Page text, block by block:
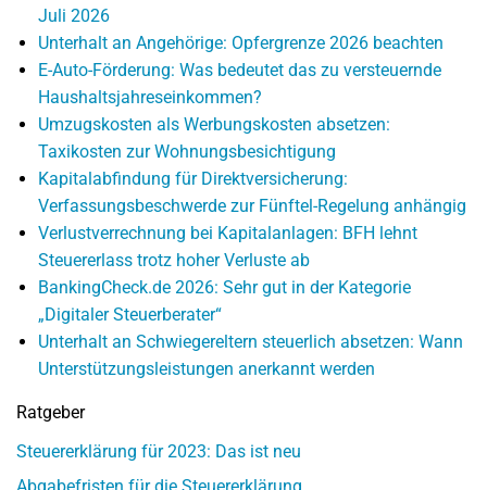
Juli 2026
Unterhalt an Angehörige: Opfergrenze 2026 beachten
E-Auto-Förderung: Was bedeutet das zu versteuernde
Haushaltsjahreseinkommen?
Umzugskosten als Werbungskosten absetzen:
Taxikosten zur Wohnungsbesichtigung
Kapitalabfindung für Direktversicherung:
Verfassungsbeschwerde zur Fünftel-Regelung anhängig
Verlustverrechnung bei Kapitalanlagen: BFH lehnt
Steuererlass trotz hoher Verluste ab
BankingCheck.de 2026: Sehr gut in der Kategorie
„Digitaler Steuerberater“
Unterhalt an Schwiegereltern steuerlich absetzen: Wann
Unterstützungsleistungen anerkannt werden
Ratgeber
Steuererklärung für 2023: Das ist neu